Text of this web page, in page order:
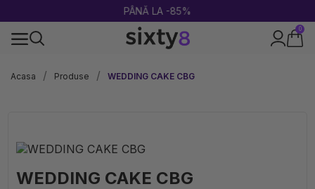
PÂNĂ LA -85%
0
Acasa
Produse WEDDING CAKE CBG
WEDDING CAKE CBG